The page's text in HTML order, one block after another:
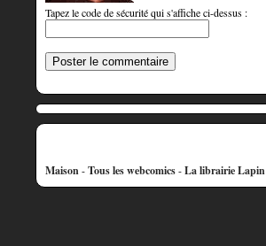
Tapez le code de sécurité qui s'affiche ci-dessus :
Maison-Tous les webcomics-La librairie Lapin